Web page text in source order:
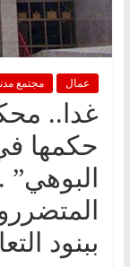
عمال مجتمع
غدا..
حكمها
ببنود